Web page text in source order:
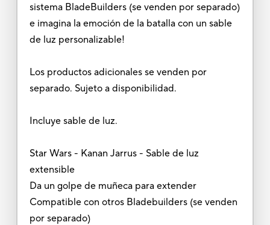
sistema BladeBuilders (se venden por separado)
e imagina la emoción de la batalla con un sable
de luz personalizable!
Los productos adicionales se venden por
separado. Sujeto a disponibilidad.
Incluye sable de luz.
Star Wars - Kanan Jarrus - Sable de luz
extensible
Da un golpe de muñeca para extender
Compatible con otros Bladebuilders (se venden
por separado)